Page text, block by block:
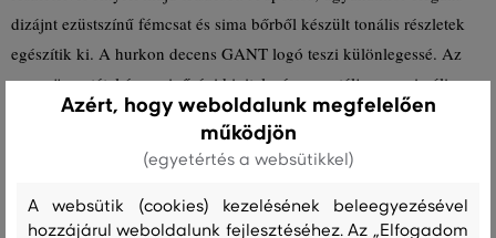
dizájnt ezüstszínű fémcsat és sima bőrből készült tonális részletek
egészítik ki. A hurkon decens GANT logó teszi különlegessé. Az
anyagösszetétel és a minőségi kivitelezés garantálja a maximális
tartósságot és rugalmasságot. Remekül kombinálható kiegészítő,
amely stílusossá varázsolja majd öltözékét.
Azért, hogy weboldalunk megfelelően
működjön
(egyetértés a websütikkel)
A websütik (cookies) kezelésének beleegyezésével
hozzájárul weboldalunk fejlesztéséhez. Az „Elfogadom